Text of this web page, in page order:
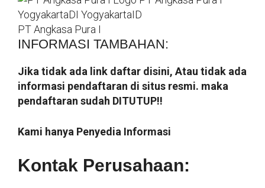
YogyakartaDI YogyakartaID
PT Angkasa Pura I
INFORMASI TAMBAHAN:
Jika tidak ada link daftar disini, Atau tidak ada
informasi pendaftaran di situs resmi. maka
pendaftaran sudah DITUTUP!!
Kami hanya Penyedia Informasi
Kontak Perusahaan: